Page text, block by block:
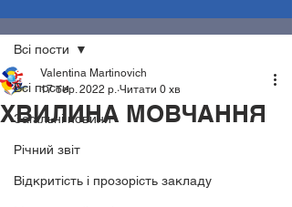
Всі пости
Загальні новини
Річний звіт
Відкритість і прозорість закладу
Всі пости
ХВИЛИНА МОВЧАННЯ
Valentina Martinovich
17 бер. 2022 р. Читати 0 хв